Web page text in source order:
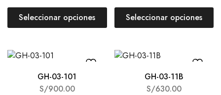
Seleccionar opciones Seleccionar opciones
GH-03-101
S/900.00
GH-03-11B
S/630.00